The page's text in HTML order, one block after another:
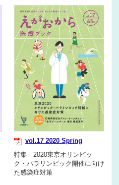
vol.17 2020 Spring
特集 2020東京オリンピッ
ク・パラリンピック開催に向け
た感染症対策